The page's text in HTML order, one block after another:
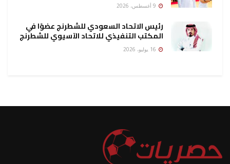
رئيس الاتحاد السعودي للشطرنج عضوًا في
المكتب التنفيذي للاتحاد الآسيوي للشطرنج